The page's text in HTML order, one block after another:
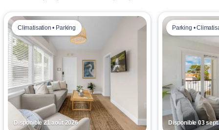
Disponible 21 août 2026
Climatisation • Parking
Disponible 03
Parking •